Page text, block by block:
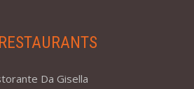
RESTAURANTS
Da Gisella